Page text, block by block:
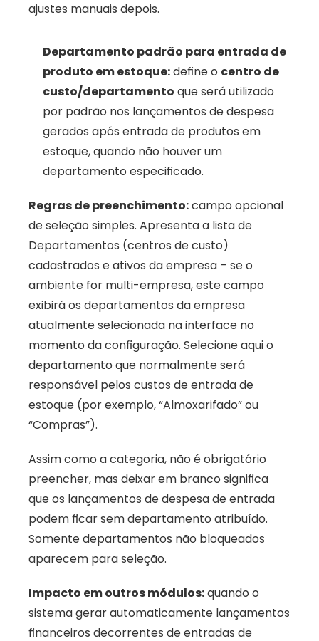
ajustes manuais depois.
Departamento padrão para entrada de
produto em estoque: define o centro de
custo/departamento que será utilizado
por padrão nos lançamentos de despesa
gerados após entrada de produtos em
estoque, quando não houver um
departamento especificado.
Regras de preenchimento: campo opcional
de seleção simples. Apresenta a lista de
Departamentos (centros de custo)
cadastrados e ativos da empresa – se o
ambiente for multi-empresa, este campo
exibirá os departamentos da empresa
atualmente selecionada na interface no
momento da configuração. Selecione aqui o
departamento que normalmente será
responsável pelos custos de entrada de
estoque (por exemplo, “Almoxarifado” ou
“Compras”).
Assim como a categoria, não é obrigatório
preencher, mas deixar em branco significa
que os lançamentos de despesa de entrada
podem ficar sem departamento atribuído.
Somente departamentos não bloqueados
aparecem para seleção.
Impacto em outros módulos: quando o
sistema gerar automaticamente lançamentos
financeiros decorrentes de entradas de